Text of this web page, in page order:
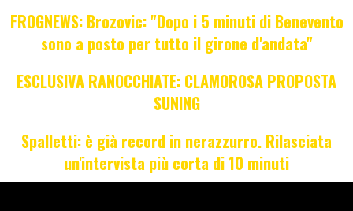
FROGNEWS: Brozovic: "Dopo i 5 minuti di Benevento
sono a posto per tutto il girone d'andata"
ESCLUSIVA RANOCCHIATE: CLAMOROSA PROPOSTA
SUNING
Spalletti: è già record in nerazzurro. Rilasciata
un'intervista più corta di 10 minuti